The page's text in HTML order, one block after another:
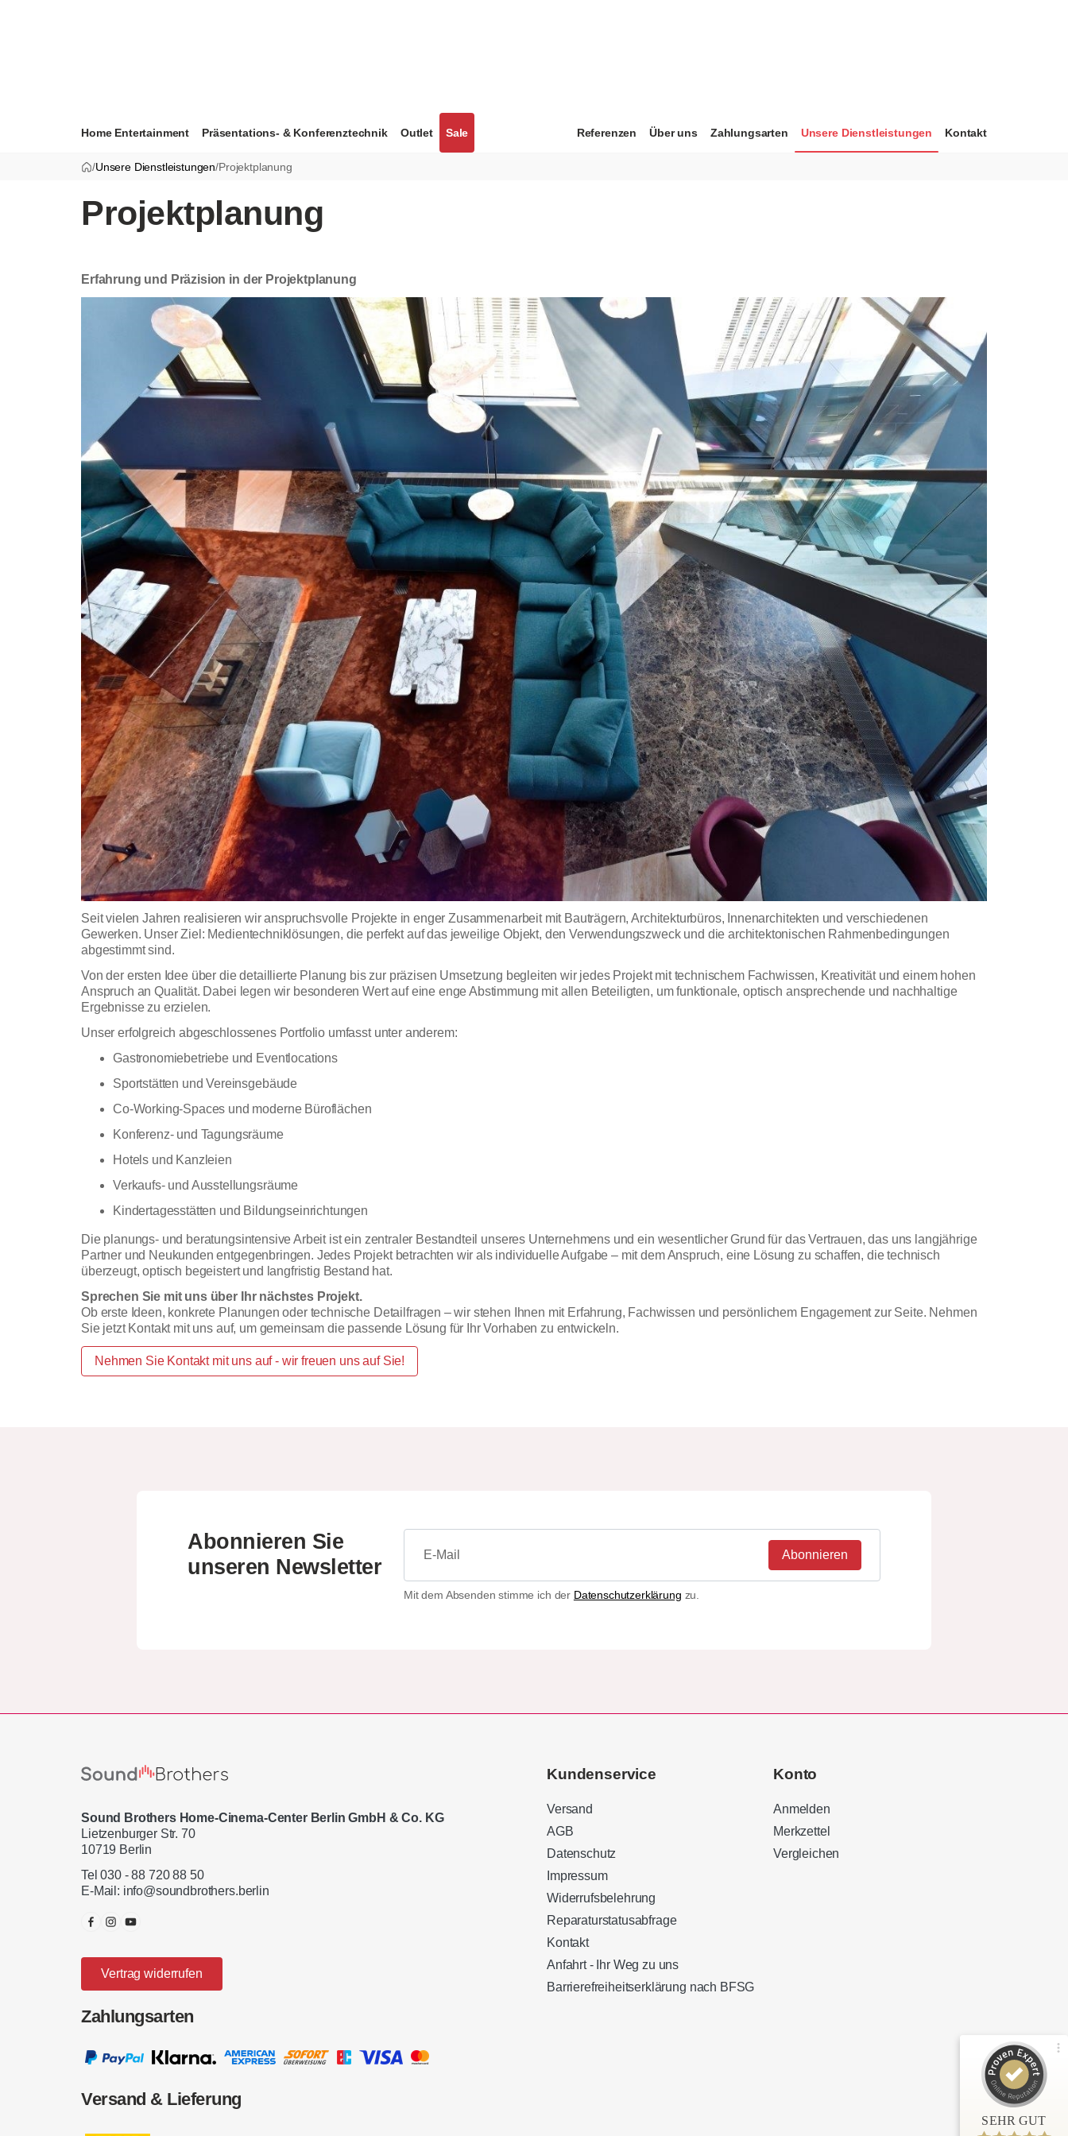
Home Entertainment Präsentations- & Konferenztechnik Outlet Sale Referenzen Über uns Zahlungsarten Unsere Dienstleistungen Kontakt
/Unsere Dienstleistungen/Projektplanung
Projektplanung
Erfahrung und Präzision in der Projektplanung
Seit vielen Jahren realisieren wir anspruchsvolle Projekte in enger Zusammenarbeit mit Bauträgern, Architekturbüros, Innenarchitekten und verschiedenen
Gewerken. Unser Ziel: Medientechniklösungen, die perfekt auf das jeweilige Objekt, den Verwendungszweck und die architektonischen Rahmenbedingungen
abgestimmt sind.
Von der ersten Idee über die detaillierte Planung bis zur präzisen Umsetzung begleiten wir jedes Projekt mit technischem Fachwissen, Kreativität und einem hohen
Anspruch an Qualität. Dabei legen wir besonderen Wert auf eine enge Abstimmung mit allen Beteiligten, um funktionale, optisch ansprechende und nachhaltige
Ergebnisse zu erzielen.
Unser erfolgreich abgeschlossenes Portfolio umfasst unter anderem:
Gastronomiebetriebe und Eventlocations
Sportstätten und Vereinsgebäude
Co-Working-Spaces und moderne Büroflächen
Konferenz- und Tagungsräume
Hotels und Kanzleien
Verkaufs- und Ausstellungsräume
Kindertagesstätten und Bildungseinrichtungen
Die planungs- und beratungsintensive Arbeit ist ein zentraler Bestandteil unseres Unternehmens und ein wesentlicher Grund für das Vertrauen, das uns langjährige
Partner und Neukunden entgegenbringen. Jedes Projekt betrachten wir als individuelle Aufgabe – mit dem Anspruch, eine Lösung zu schaffen, die technisch
überzeugt, optisch begeistert und langfristig Bestand hat.
Sprechen Sie mit uns über Ihr nächstes Projekt.
Ob erste Ideen, konkrete Planungen oder technische Detailfragen – wir stehen Ihnen mit Erfahrung, Fachwissen und persönlichem Engagement zur Seite. Nehmen
Sie jetzt Kontakt mit uns auf, um gemeinsam die passende Lösung für Ihr Vorhaben zu entwickeln.
Nehmen Sie Kontakt mit uns auf - wir freuen uns auf Sie!
Abonnieren Sie
unseren Newsletter
Abonnieren
Mit dem Absenden stimme ich der Datenschutzerklärung zu.
Sound Brothers Home-Cinema-Center Berlin GmbH & Co. KG
Lietzenburger Str. 70
10719 Berlin
Tel 030 - 88 720 88 50
E-Mail: info@soundbrothers.berlin
Vertrag widerrufen
Zahlungsarten
Versand & Lieferung
Kundenservice
Versand
AGB
Datenschutz
Impressum
Widerrufsbelehrung
Reparaturstatusabfrage
Kontakt
Anfahrt - Ihr Weg zu uns
Barrierefreiheitserklärung nach BFSG
Konto
Anmelden
Merkzettel
Vergleichen
SEHR GUT
Blick aufs ProvenExpert-Profil werfen
Anonym